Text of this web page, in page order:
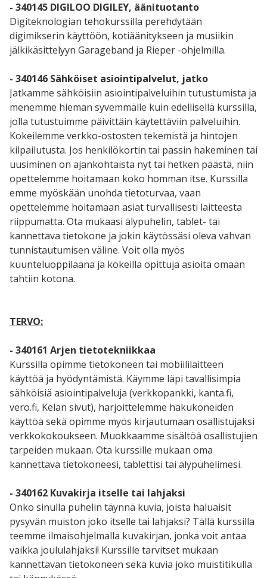
- 340145 DIGILOO DIGILEY, äänituotanto
Digiteknologian tehokurssilla perehdytään
digimikserin käyttöön, kotiäänitykseen ja musiikin
jälkikäsittelyyn Garageband ja Rieper -ohjelmilla.
- 340146 Sähköiset asiointipalvelut, jatko
Jatkamme sähköisiin asiointipalveluihin tutustumista ja
menemme hieman syvemmälle kuin edellisellä kurssilla,
jolla tutustuimme päivittäin käytettäviin palveluihin.
Kokeilemme verkko-ostosten tekemistä ja hintojen
kilpailutusta. Jos henkilökortin tai passin hakeminen tai
uusiminen on ajankohtaista nyt tai hetken päästä, niin
opettelemme hoitamaan koko homman itse. Kurssilla
emme myöskään unohda tietoturvaa, vaan
opettelemme hoitamaan asiat turvallisesti laitteesta
riippumatta. Ota mukaasi älypuhelin, tablet- tai
kannettava tietokone ja jokin käytössäsi oleva vahvan
tunnistautumisen väline. Voit olla myös
kuunteluoppilaana ja kokeilla opittuja asioita omaan
tahtiin kotona.
TERVO:
- 340161 Arjen tietotekniikkaa
Kurssilla opimme tietokoneen tai mobiililaitteen
käyttöä ja hyödyntämistä. Käymme läpi tavallisimpia
sähköisiä asiointipalveluja (verkkopankki, kanta.fi,
vero.fi, Kelan sivut), harjoittelemme hakukoneiden
käyttöä sekä opimme myös kirjautumaan osallistujaksi
verkkokokoukseen. Muokkaamme sisältöä osallistujien
tarpeiden mukaan. Ota kurssille mukaan oma
kannettava tietokoneesi, tablettisi tai älypuhelimesi.
- 340162 Kuvakirja itselle tai lahjaksi
Onko sinulla puhelin täynnä kuvia, joista haluaisit
pysyvän muiston joko itselle tai lahjaksi? Tällä kurssilla
teemme ilmaisohjelmalla kuvakirjan, jonka voit antaa
vaikka joululahjaksi! Kurssille tarvitset mukaan
kannettavan tietokoneen sekä kuvia joko muistitikulla